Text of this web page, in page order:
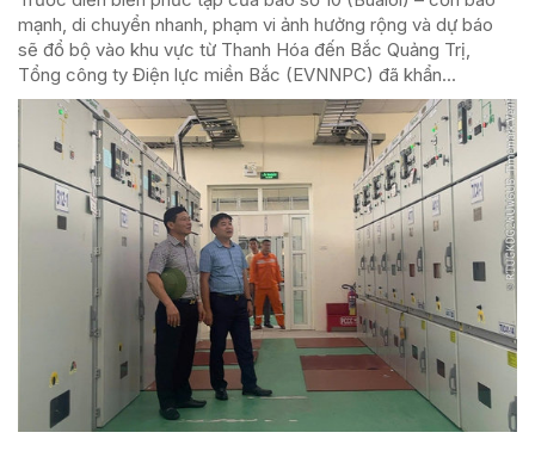
mạnh, di chuyển nhanh, phạm vi ảnh hưởng rộng và dự báo
sẽ đổ bộ vào khu vực từ Thanh Hóa đến Bắc Quảng Trị,
Tổng công ty Điện lực miền Bắc (EVNNPC) đã khẩn...